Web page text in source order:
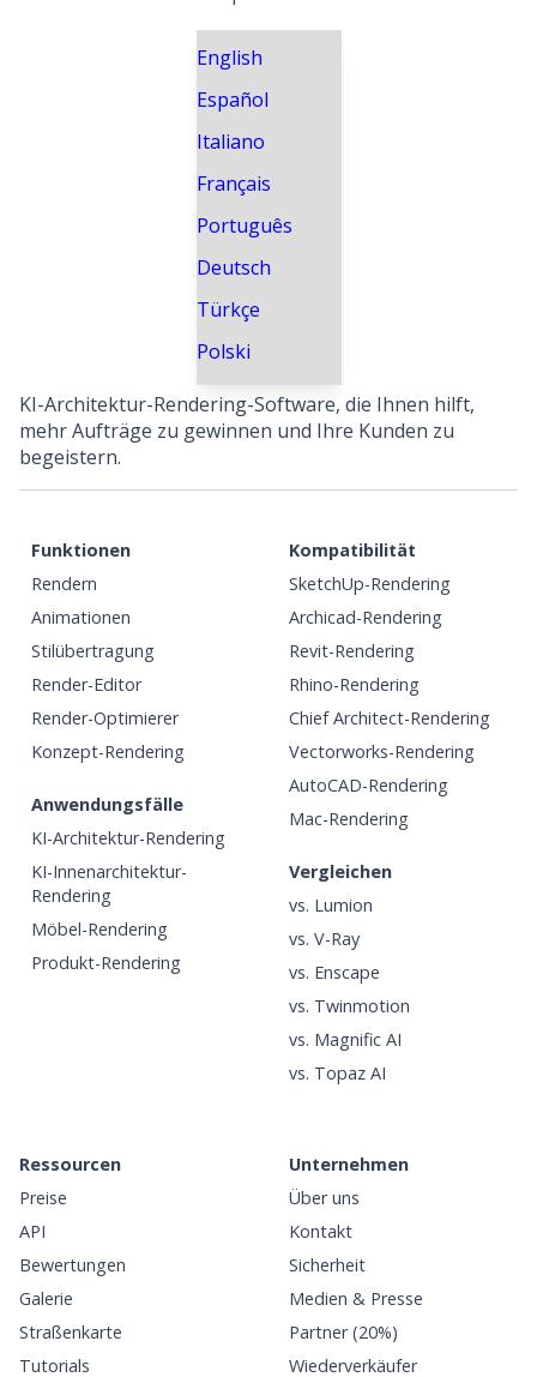
English
Español
Italiano
Français
Português
Deutsch
Türkçe
Polski
KI-Architektur-Rendering-Software, die Ihnen hilft,
mehr Aufträge zu gewinnen und Ihre Kunden zu
begeistern.
Funktionen
Rendern
Animationen
Stilübertragung
Render-Editor
Render-Optimierer
Konzept-Rendering
Anwendungsfälle
KI-Architektur-Rendering
KI-Innenarchitektur-
Rendering
Möbel-Rendering
Produkt-Rendering
Kompatibilität
SketchUp-Rendering
Archicad-Rendering
Revit-Rendering
Rhino-Rendering
Chief Architect-Rendering
Vectorworks-Rendering
AutoCAD-Rendering
Mac-Rendering
Vergleichen
vs. Lumion
vs. V-Ray
vs. Enscape
vs. Twinmotion
vs. Magnific AI
vs. Topaz AI
Ressourcen
Preise
API
Bewertungen
Galerie
Straßenkarte
Tutorials
Unternehmen
Über uns
Kontakt
Sicherheit
Medien & Presse
Partner (20%)
Wiederverkäufer